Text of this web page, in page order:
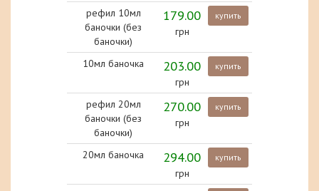
рефил 10мл
баночки (без
баночки)
179.00
грн
купить
10мл баночка 203.00
грн
купить
рефил 20мл
баночки (без
баночки)
270.00
грн
купить
20мл баночка 294.00
грн
купить